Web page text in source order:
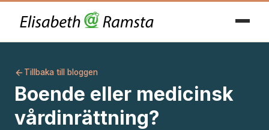
Tillbaka till bloggen
Boende eller medicinsk
vårdinrättning?